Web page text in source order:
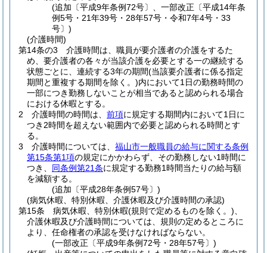
(追加〔平成9年条例72号〕、一部改正〔平成14年条
例5号・21年39号・28年57号・令和7年4号・33
号〕)
(介護時間)
第14条の3
介護時間は、職員が要介護者の介護をするた
め、要介護者の各々が当該介護を必要とする一の継続する
状態ごとに、連続する3年の期間(当該要介護者に係る指定
期間と重複する期間を除く。)内において1日の勤務時間の
一部につき勤務しないことが相当であると認められる場合
における休暇とする。
2
介護時間の時間は、 前項に規定する期間内において1日に
つき2時間を超えない範囲内で必要と認められる時間とす
る。
3
介護時間については、 福山市一般職員の給与に関する条例
第15条第1項の規定にかかわらず、その勤務しない1時間に
つき、 同条例第21条に規定する勤務1時間当たりの給与額
を減額する。
(追加〔平成28年条例57号〕)
(病気休暇、特別休暇、介護休暇及び介護時間の承認)
第15条
病気休暇、特別休暇(規則で定めるものを除く。)
介護休暇及び介護時間については、規則の定めるところに
より、任命権者の承認を受けなければならない。
(一部改正〔平成9年条例72号・28年57号〕)